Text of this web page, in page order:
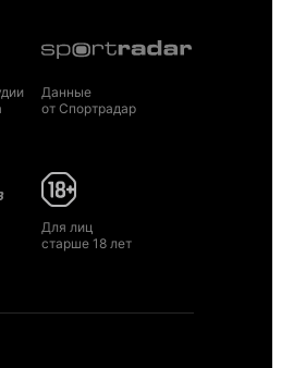
Данные
от Спортрадар
Для лиц
старше 18 лет